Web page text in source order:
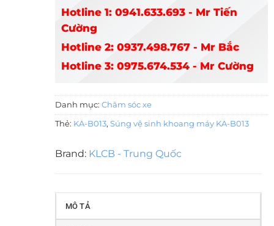
Hotline 1: 0941.633.693 - Mr Tiến
Cường
Hotline 2: 0937.498.767 - Mr Bắc
Hotline 3: 0975.674.534 - Mr Cường
Danh mục: Chăm sóc xe
Thẻ: KA-B013, Súng vệ sinh khoang máy KA-B013
Brand: KLCB - Trung Quốc
MÔ TẢ